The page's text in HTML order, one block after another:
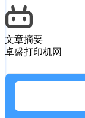
文章摘要
卓盛打印机网